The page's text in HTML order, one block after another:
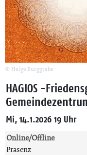
© Helge Burggrabe
HAGIOS -
Mi, 14.1.2026 19 Uhr
Online/Offline
Präsenz